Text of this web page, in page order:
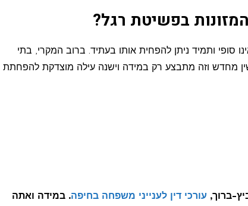
בפשיטת רגל?
סופי ותמיד ניתן להפחית אותו בעתיד. ברוב המקרי, בתי
מחדש וזה מתבצע רק במידה וישנה עילה מוצדקת להפחתת
ברוך, עורכי דין לענייני משפחה בחיפה. במידה ואתה